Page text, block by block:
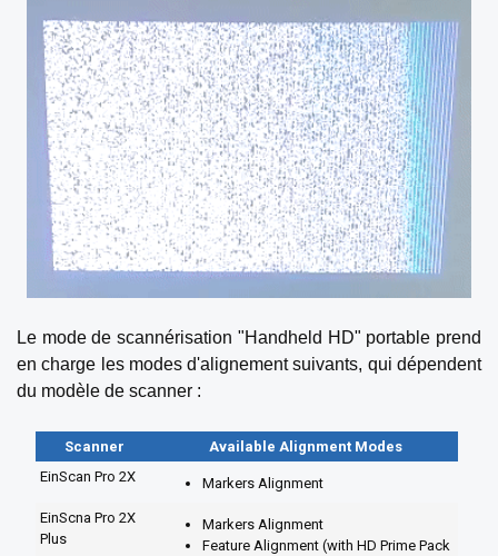
Le mode de scannérisation "Handheld HD" portable prend
en charge les modes d'alignement suivants, qui dépendent
du modèle de scanner :
Scanner
Available Alignment Modes
EinScan Pro 2X
Markers Alignment
EinScna Pro 2X
Plus
Markers Alignment
Feature Alignment (with HD Prime Pack